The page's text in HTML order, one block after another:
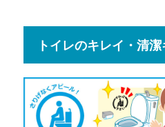
トイレのキレイ・清